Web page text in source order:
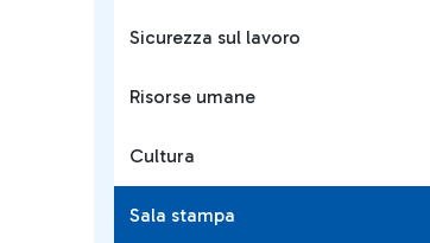
Sicurezza sul lavoro
Risorse umane
Cultura
Sala stampa